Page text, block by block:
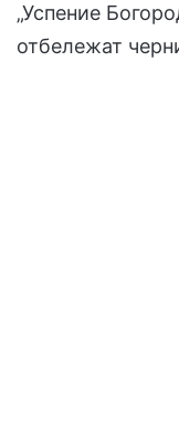
„Успение
отбележат